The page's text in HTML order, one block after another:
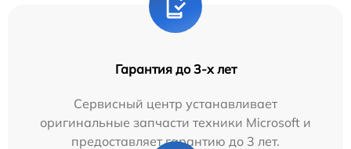
Гарантия до 3-х лет
Сервисный центр устанавливает
оригинальные запчасти техники Microsoft и
предоставляет гарантию до 3 лет.